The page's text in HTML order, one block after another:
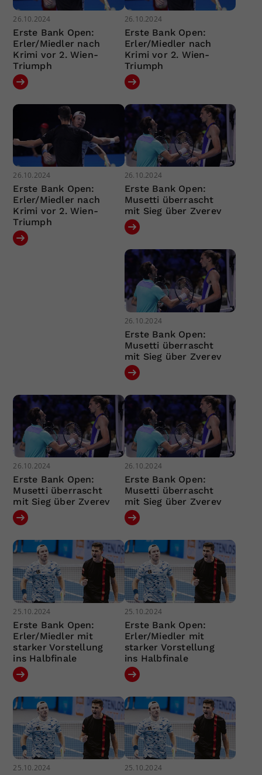
26.10.2024
Erste Bank Open:
Erler/Miedler nach
Krimi vor 2. Wien-
Triumph
26.10.2024
Erste Bank Open:
Erler/Miedler nach
Krimi vor 2. Wien-
Triumph
26.10.2024
Erste Bank Open:
Erler/Miedler nach
Krimi vor 2. Wien-
Triumph
26.10.2024
Erste Bank Open:
Musetti überrascht
mit Sieg über Zverev
26.10.2024
Erste Bank Open:
Musetti überrascht
mit Sieg über Zverev
26.10.2024
Erste Bank Open:
Musetti überrascht
mit Sieg über Zverev
26.10.2024
Erste Bank Open:
Musetti überrascht
mit Sieg über Zverev
25.10.2024
Erste Bank Open:
Erler/Miedler mit
starker Vorstellung
ins Halbfinale
25.10.2024
Erste Bank Open:
Erler/Miedler mit
starker Vorstellung
ins Halbfinale
25.10.2024 25.10.2024